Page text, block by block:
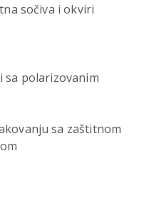
sočiva i okviri
sa polarizovanim
sa zaštitnom